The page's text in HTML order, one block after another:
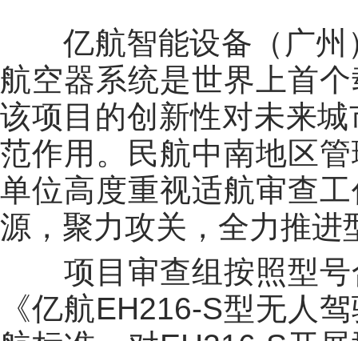
亿航智能设备（广州
航空器系统是世界上首
该项目的创新性对未来
范作用。民航中南地区
单位高度重视适航审查
源，聚力攻关，全力推进
项目审查组按照型
《亿航EH216-S型无人